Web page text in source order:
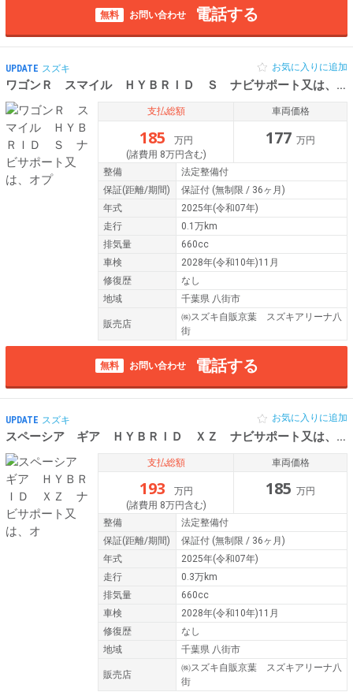
無料 お問い合わせ 電話する
UPDATE スズキ
ワゴンＲ スマイル ＨＹＢＲＩＤ Ｓ ナビサポート又は、オプ
お気に入りに追加
支払総額
185
万円
(諸費用 8万円含む)
車両価格
177 万円
整備
法定整備付
保証(距離/期間) 保証付 (無制限 / 36ヶ月)
年式
2025年(令和07年)
走行
0.1万km
排気量
660cc
車検
2028年(令和10年)11月
修復歴
なし
地域
千葉県 八街市
販売店
㈱スズキ自販京葉 スズキアリーナ八
街
無料 お問い合わせ 電話する
UPDATE スズキ
スペーシア ギア ＨＹＢＲＩＤ ＸＺ ナビサポート又は、オ
お気に入りに追加
支払総額
193
万円
(諸費用 8万円含む)
車両価格
185 万円
整備
法定整備付
保証(距離/期間) 保証付 (無制限 / 36ヶ月)
年式
2025年(令和07年)
走行
0.3万km
排気量
660cc
車検
2028年(令和10年)11月
修復歴
なし
地域
千葉県 八街市
販売店
㈱スズキ自販京葉 スズキアリーナ八
街